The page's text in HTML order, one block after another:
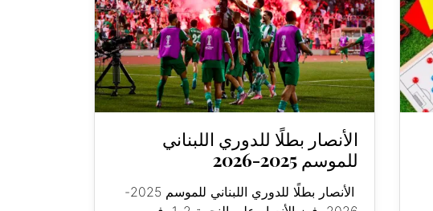
الأنصار بطلًا للدوري اللبناني
للموسم 2025-2026
الأنصار بطلًا للدوري اللبناني للموسم 2025-